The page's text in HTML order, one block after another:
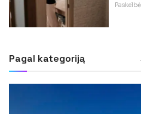
Paskelbė
Pagal kategoriją